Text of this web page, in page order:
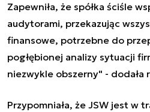
Zapewniła, że spółka ściśle
audytorami, przekazując
finansowe, potrzebne do
pogłębionej analizy sytuacji
niezwykle obszerny" - dodała
Przypomniała, że JSW jest w